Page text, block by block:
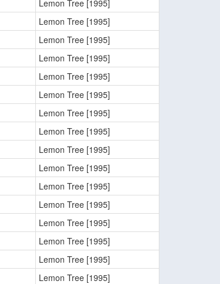
Lemon Tree [1995]
Lemon Tree [1995]
Lemon Tree [1995]
Lemon Tree [1995]
Lemon Tree [1995]
Lemon Tree [1995]
Lemon Tree [1995]
Lemon Tree [1995]
Lemon Tree [1995]
Lemon Tree [1995]
Lemon Tree [1995]
Lemon Tree [1995]
Lemon Tree [1995]
Lemon Tree [1995]
Lemon Tree [1995]
Lemon Tree [1995]